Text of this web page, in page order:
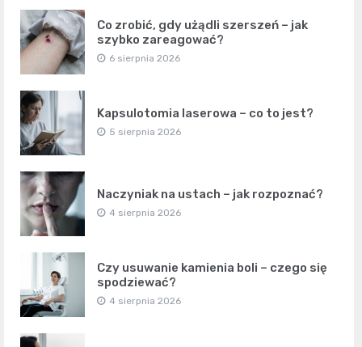
Co zrobić, gdy użądli szerszeń – jak
szybko zareagować?
6 sierpnia 2026
Kapsulotomia laserowa – co to jest?
5 sierpnia 2026
Naczyniak na ustach – jak rozpoznać?
4 sierpnia 2026
Czy usuwanie kamienia boli – czego się
spodziewać?
4 sierpnia 2026